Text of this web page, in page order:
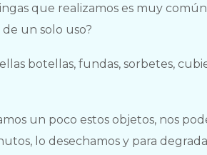
que realizamos es muy
de un solo uso?
botellas, fundas, sorbetes,
un poco estos objetos, nos
lo desechamos y para